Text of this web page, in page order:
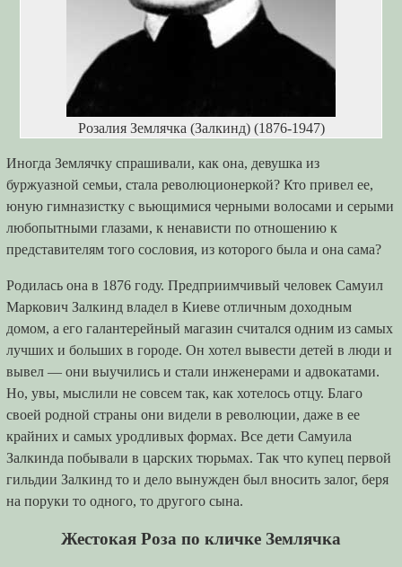
Розалия Землячка (Залкинд) (1876-1947)
Иногда Землячку спрашивали, как она, девушка из
буржуазной семьи, стала революционеркой? Кто привел ее,
юную гимназистку с вьющимися черными волосами и серыми
любопытными глазами, к ненависти по отношению к
представителям того сословия, из которого была и она сама?
Родилась она в 1876 году. Предприимчивый человек Самуил
Маркович Залкинд владел в Киеве отличным доходным
домом, а его галантерейный магазин считался одним из самых
лучших и больших в городе. Он хотел вывести детей в люди и
вывел — они выучились и стали инженерами и адвокатами.
Но, увы, мыслили не совсем так, как хотелось отцу. Благо
своей родной страны они видели в революции, даже в ее
крайних и самых уродливых формах. Все дети Самуила
Залкинда побывали в царских тюрьмах. Так что купец первой
гильдии Залкинд то и дело вынужден был вносить залог, беря
на поруки то одного, то другого сына.
Жестокая Роза по кличке Землячка